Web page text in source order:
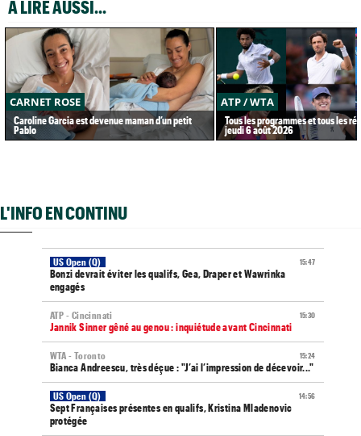
A LIRE AUSSI...
CARNET ROSE
Caroline Garcia est devenue maman d’un petit
Pablo
ATP / WTA
Tous les programmes et tous les
jeudi 6 août 2026
L'INFO EN CONTINU
15:47
US Open (Q)
Bonzi devrait éviter les qualifs, Gea, Draper et Wawrinka
engagés
15:30
ATP - Cincinnati
Jannik Sinner gêné au genou : inquiétude avant Cincinnati
15:24
WTA - Toronto
Bianca Andreescu, très déçue : "J’ai l’impression de décevoir..."
14:56
US Open (Q)
Sept Françaises présentes en qualifs, Kristina Mladenovic
protégée